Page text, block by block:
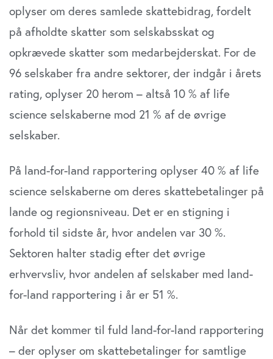
oplyser om deres samlede skattebidrag, fordelt
på afholdte skatter som selskabsskat og
opkrævede skatter som medarbejderskat. For de
96 selskaber fra andre sektorer, der indgår i årets
rating, oplyser 20 herom – altså 10 % af life
science selskaberne mod 21 % af de øvrige
selskaber.
På land-for-land rapportering oplyser 40 % af life
science selskaberne om deres skattebetalinger på
lande og regionsniveau. Det er en stigning i
forhold til sidste år, hvor andelen var 30 %.
Sektoren halter stadig efter det øvrige
erhvervsliv, hvor andelen af selskaber med land-
for-land rapportering i år er 51 %.
Når det kommer til fuld land-for-land rapportering
– der oplyser om skattebetalinger for samtlige